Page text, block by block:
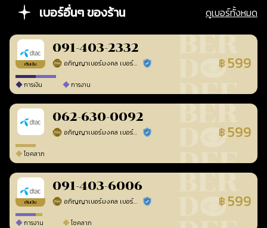
เบอร์อื่นๆ ของร้าน ดูเบอร์ทั้งหมด
เติมเงิน
091-403-2332
อภิญญาเบอร์มงคล เบอร์สวยเลขศาสตร์ ร้านยืนยันแล้ว ฿ 599
การเงิน การงาน
062-630-0092
อภิญญาเบอร์มงคล เบอร์สวยเลขศาสตร์ ร้านยืนยันแล้ว ฿ 599
โชคลาภ
เติมเงิน
091-403-6006
อภิญญาเบอร์มงคล เบอร์สวยเลขศาสตร์ ร้านยืนยันแล้ว ฿ 599
การงาน โชคลาภ